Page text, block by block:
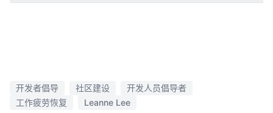
开发者倡导 社区建设
开发人员倡导者
工作疲劳恢复
Leanne Lee